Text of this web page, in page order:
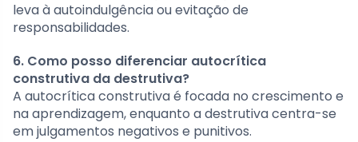
leva à autoindulgência ou evitação de
responsabilidades.
6. Como posso diferenciar autocrítica
construtiva da destrutiva?
A autocrítica construtiva é focada no crescimento e
na aprendizagem, enquanto a destrutiva centra-se
em julgamentos negativos e punitivos.